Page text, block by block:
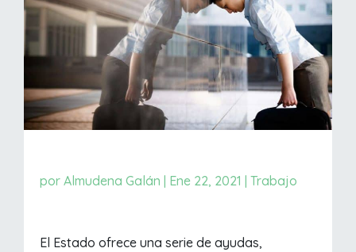
porAlmudena Galán Ene 22, 2021 |Trabajo
El Estado ofrece una serie de ayudas,